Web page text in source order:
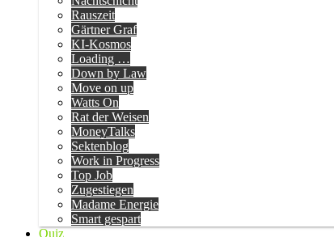
Rauszeit
Gärtner Graf
KI-Kosmos
Loading …
Down by Law
Move on up
Watts On
Rat der Weisen
MoneyTalks
Sektenblog
Work in Progress
Top Job
Zugestiegen
Madame Energie
Smart gespart
Quiz